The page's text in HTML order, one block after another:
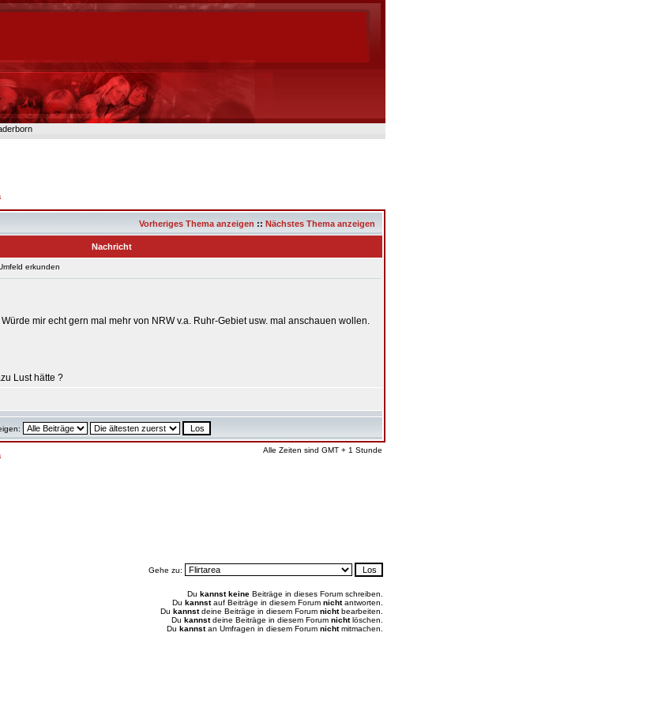
Vorheriges Thema anzeigen :: Nächstes Thema anzeigen
Nachricht
erkunden
mir echt gern mal mehr von NRW v.a. Ruhr-Gebiet usw. mal anschauen wollen.
Lust hätte ?
Alle Zeiten sind GMT + 1 Stunde
Gehe zu:
Du kannst keine Beiträge in dieses Forum schreiben.
Du kannstauf Beiträge in diesem Forum nichtantworten.
Du kannstdeine Beiträge in diesem Forum nichtbearbeiten.
Du kannstdeine Beiträge in diesem Forum nichtlöschen.
Du kannstan Umfragen in diesem Forum nichtmitmachen.